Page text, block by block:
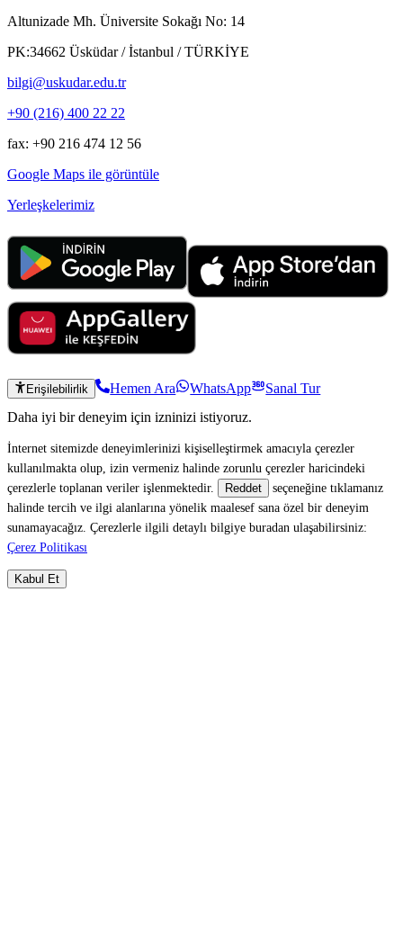
Altunizade Mh. Üniversite Sokağı No: 14
PK:34662 Üsküdar / İstanbul / TÜRKİYE
bilgi@uskudar.edu.tr
+90 (216) 400 22 22
fax: +90 216 474 12 56
Google Maps ile görüntüle
Yerleşkelerimiz
Erişilebilirlik Hemen Ara WhatsApp
Sanal Tur
Daha iyi bir deneyim için izninizi istiyoruz.
İnternet sitemizde deneyimlerinizi kişiselleştirmek amacıyla çerezler
kullanılmakta olup, izin vermeniz halinde zorunlu çerezler haricindeki
çerezlerle toplanan veriler işlenmektedir.
Reddet
seçeneğine tıklamanız
halinde tercih ve ilgi alanlarına yönelik maalesef sana özel bir deneyim
sunamayacağız. Çerezlerle ilgili detaylı bilgiye buradan ulaşabilirsiniz:
Çerez Politikası
Kabul Et